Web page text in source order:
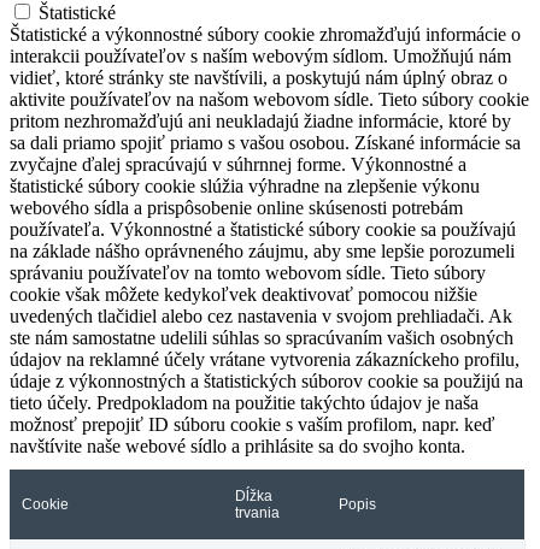
Štatistické
Štatistické a výkonnostné súbory cookie zhromažďujú informácie o
interakcii používateľov s naším webovým sídlom. Umožňujú nám
vidieť, ktoré stránky ste navštívili, a poskytujú nám úplný obraz o
aktivite používateľov na našom webovom sídle. Tieto súbory cookie
pritom nezhromažďujú ani neukladajú žiadne informácie, ktoré by
sa dali priamo spojiť priamo s vašou osobou. Získané informácie sa
zvyčajne ďalej spracúvajú v súhrnnej forme. Výkonnostné a
štatistické súbory cookie slúžia výhradne na zlepšenie výkonu
webového sídla a prispôsobenie online skúsenosti potrebám
používateľa. Výkonnostné a štatistické súbory cookie sa používajú
na základe nášho oprávneného záujmu, aby sme lepšie porozumeli
správaniu používateľov na tomto webovom sídle. Tieto súbory
cookie však môžete kedykoľvek deaktivovať pomocou nižšie
uvedených tlačidiel alebo cez nastavenia v svojom prehliadači. Ak
ste nám samostatne udelili súhlas so spracúvaním vašich osobných
údajov na reklamné účely vrátane vytvorenia zákazníckeho profilu,
údaje z výkonnostných a štatistických súborov cookie sa použijú na
tieto účely. Predpokladom na použitie takýchto údajov je naša
možnosť prepojiť ID súboru cookie s vaším profilom, napr. keď
navštívite naše webové sídlo a prihlásite sa do svojho konta.
Cookie
Dĺžka
trvania
Popis